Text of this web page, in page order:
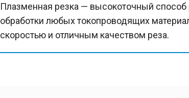
Плазменная резка — высокоточный
обработки любых токопроводящих
скоростью и отличным качеством реза.